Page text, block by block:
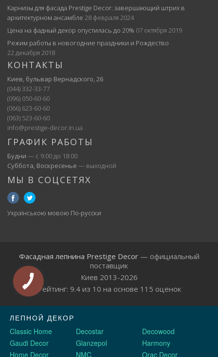
Карнизы для фасада Prestige Decor: завершающий штрих в
архитектурном ансамбле 28 февраля 2024
Цена на фадный декор опустилась до 20% 07 октября 2019
Режим работы в новогодние праздники и Рождество
22 декабря 2018
КОНТАКТЫ
Киев, бульвар Вернадского, 26
(044) 332-33-77
(096) 050-60-60
(066) 623-60-60
(063) 523-60-60
info@prestige-decor.in.ua
ГРАФИК РАБОТЫ
Будни — с 9:00 до 18:00
Суббота, Воскресенье — выходной
МЫ В СОЦСЕТЯХ
Українською мовою По-русски
Фасадная лепнина Prestige Decor— официальный
поставщик
Киев 2013-2026
Рейтинг: 9.4из 10 на основе 115 оценок
ЛЕПНОЙ ДЕКОР
Classic Home
Decostar
Decowood
Gaudi Decor
Glanzepol
Harmony
Home Decor
NMC Orac Decor